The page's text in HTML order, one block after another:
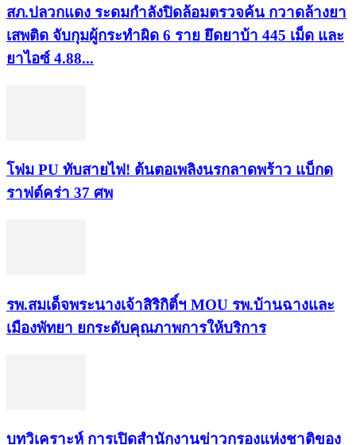
สภ.ปลวกแดง ระดมกำลังปิดล้อมตรวจค้น กวาดล้างยา
เสพติด จับกุมผู้กระทำผิด 6 ราย ยึดยาบ้า 445 เม็ด และ
ยาไอซ์ 4.88...
โฟม PU ทับสายไฟ! ต้นตอเพลิงนรกลาดพร้าว แบ็กด
ราฟต์คร่า 37 ศพ
รพ.สมเด็จพระนางเจ้าสิริกิติ์ฯ MOU รพ.บ้านฉางและ
เมืองพัทยา ยกระดับคุณภาพการให้บริการ
บทวิเคราะห์ การเปิดสำนักงานข่าวกรองแห่งชาติของ